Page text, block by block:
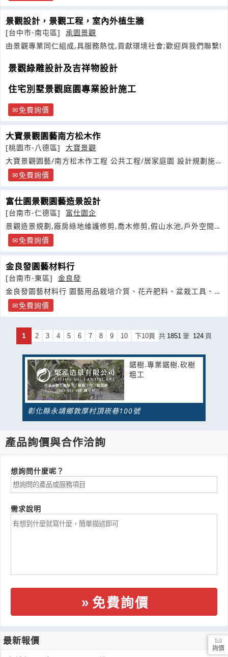
景觀設計，景觀工程，室內外植生牆
[台中市-南屯區]
承園景觀
由景觀專業同仁組成,具服務熱忱,貢獻環境社會;歡迎與我們聯繫!
景觀綠雕設計及吉祥物設計
住宅別墅景觀庭園專業設計施工
免費詢價
大寶景觀園藝南方松木作
[桃園市-八德區]
大寶景觀
大寶景觀園藝/南方松木作工程 公共工程/居家庭園 設計規劃施
工 免費詢價
富仕園景觀園藝造景設計
[台南市-仁德區]
富仕園企
景觀造景規劃,廠房綠地維護修剪,喬木修剪,假山水池,戶外空間造
景 免費詢價
金良發園藝材料行
[台南市-東區]
金良發
金良發園藝材料行 園藝用品栽培介質、花卉肥料、盆栽工具、陶
瓷藝品免費詢價
1 2 3 4 5 6 7 8 9 10 下10頁 共 1851 筆 124 頁
鋸樹.專業鋸樹.砍樹
粗工
彰化縣永靖鄉敦厚村頂崁巷100號
產品詢價與合作洽詢
想詢問什麼呢？
需求說明
免費詢價
最新報價
詢價